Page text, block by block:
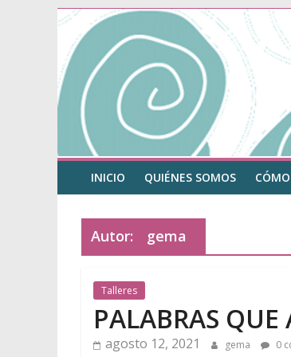
Saltar
contenido
Hilo
de
Ariadna
Psicología
Psicólogas
Madrid.
Gema
Puertas
INICIO QUIÉNES SOMOS
Autor: gema
Talleres
PALABRAS
agosto 12, 2021 gema 0